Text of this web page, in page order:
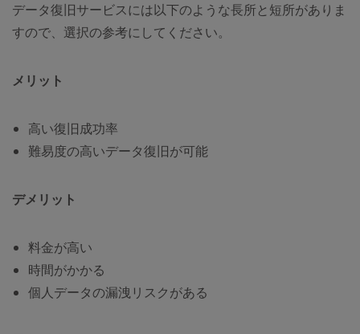
データ復旧サービスには以下のような長所と短所がありま
すので、選択の参考にしてください。
メリット
高い復旧成功率
難易度の高いデータ復旧が可能
デメリット
料金が高い
時間がかかる
個人データの漏洩リスクがある